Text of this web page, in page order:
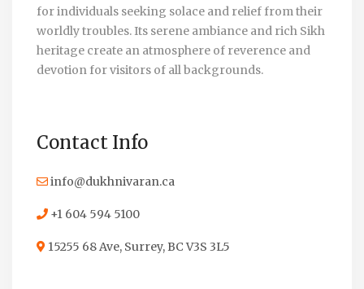
for individuals seeking solace and relief from their
worldly troubles. Its serene ambiance and rich Sikh
heritage create an atmosphere of reverence and
devotion for visitors of all backgrounds.
Contact Info
info@dukhnivaran.ca
+1 604 594 5100
15255 68 Ave, Surrey, BC V3S 3L5